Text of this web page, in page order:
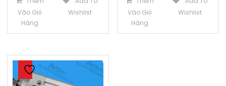
Vào Giỏ
Hàng
Wishlist
Vào Giỏ
Hàng
Wishlist